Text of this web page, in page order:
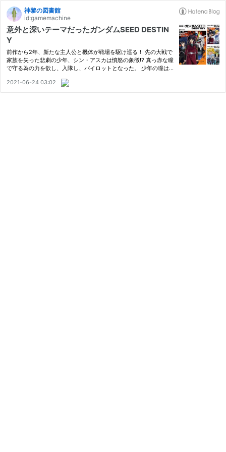
神黎の図書館
id:gamemachine
意外と深いテーマだったガンダムSEED DESTIN
Y
前作から2年、新たな主人公と機体が戦場を駆け巡る！ 先の大戦で
家族を失った悲劇の少年、シン・アスカは憤怒の象徴⁉️ 真っ赤な瞳
で守る為の力を欲し、入隊し、パイロットとなった。 少年の瞳は
綺麗に納得させる方向に導いた功労作だと思っています。
2021-06-24 03:02